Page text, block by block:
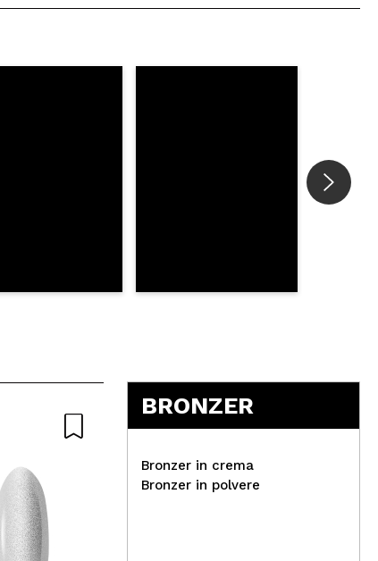
BRONZER
Bronzer in crema
Bronzer in polvere